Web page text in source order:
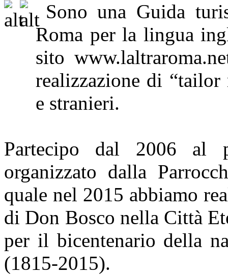
Sono una Guida
Roma per la lingua
sito
realizzazione di
e stranieri.
Partecipo dal 2006 al
organizzato dalla
quale nel 2015 abbiamo
di Don Bosco nella Città
per il bicentenario della
(1815-2015).